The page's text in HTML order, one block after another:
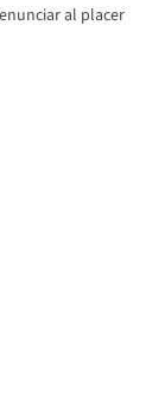
al placer